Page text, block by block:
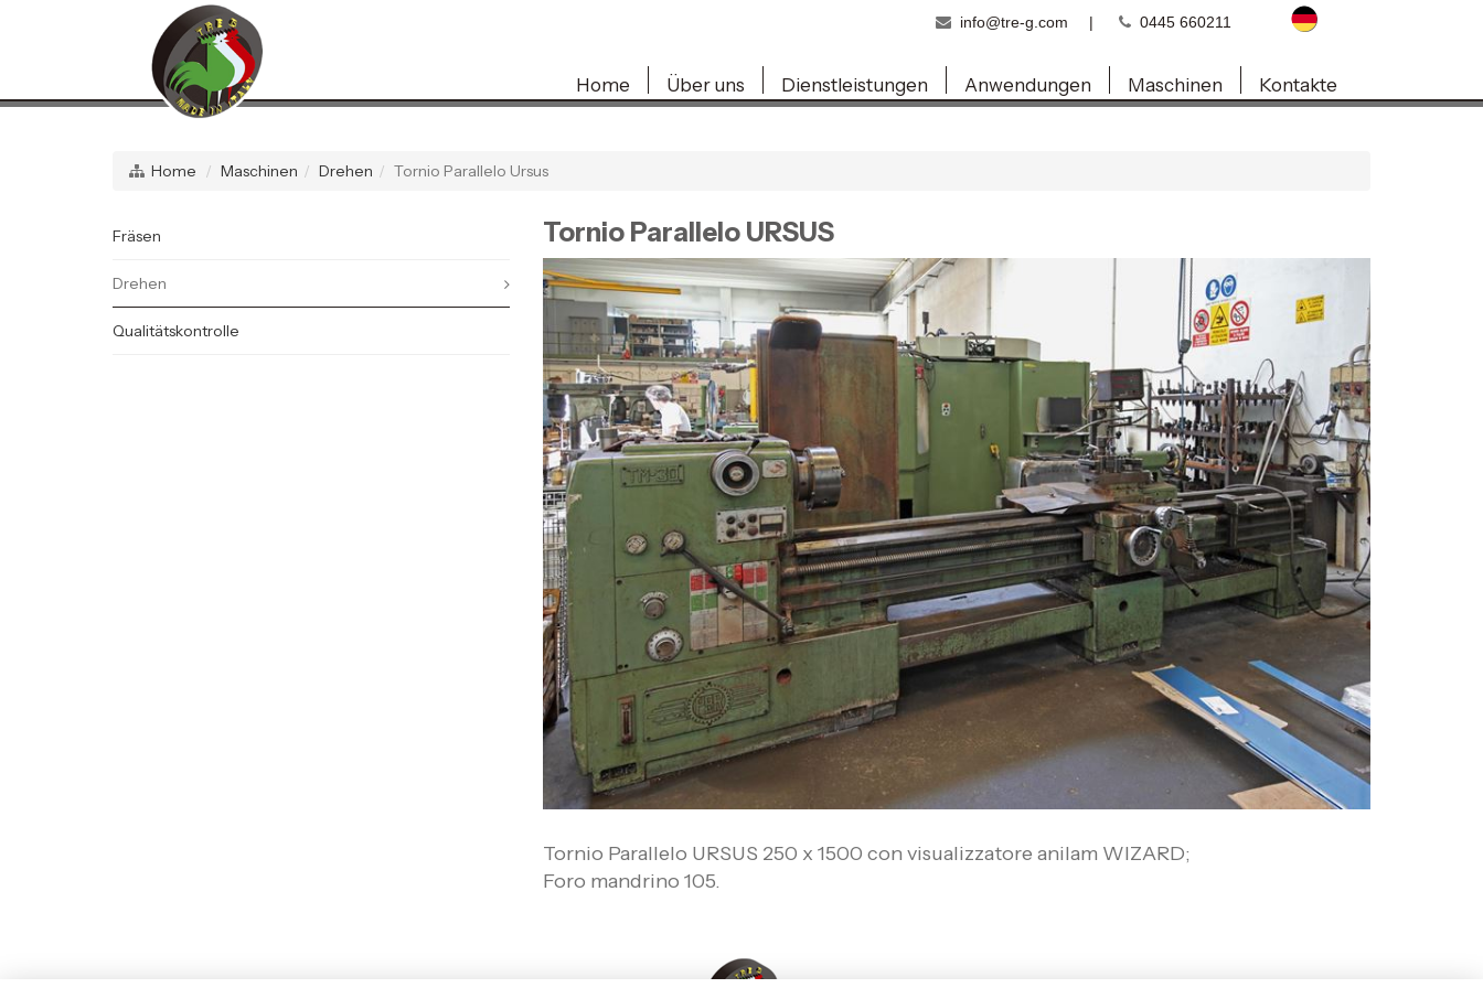
info@tre-g.com | 0445 660211
Home Über uns Dienstleistungen Anwendungen Maschinen Kontakte
Home Maschinen Drehen Tornio Parallelo Ursus
Tornio Parallelo URSUS
Tornio Parallelo URSUS 250 x 1500 con visualizzatore anilam WIZARD;
Foro mandrino 105.
Fräsen
Drehen
Qualitätskontrolle